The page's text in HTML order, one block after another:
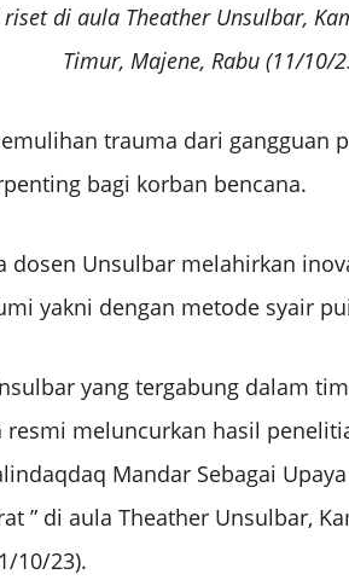
di aula Theather Unsulbar,
Timur, Majene, Rabu (11/10/
trauma dari gangguan
bagi korban bencana.
dosen Unsulbar melahirkan
yakni dengan metode syair
yang tergabung dalam
resmi meluncurkan hasil
Mandar Sebagai
” di aula Theather Unsulbar,
10/23).